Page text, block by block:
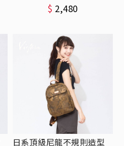
$ 2,480
日系頂級尼龍不規則造型